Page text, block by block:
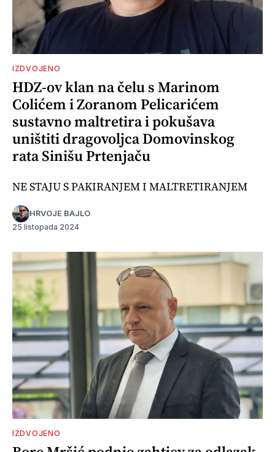
IZDVOJENO
HDZ-ov klan na čelu s Marinom
Colićem i Zoranom Pelicarićem
sustavno maltretira i pokušava
uništiti dragovoljca Domovinskog
rata Sinišu Prtenjaču
NE STAJU S PAKIRANJEM I MALTRETIRANJEM
HRVOJE BAJLO
25 listopada 2024
IZDVOJENO